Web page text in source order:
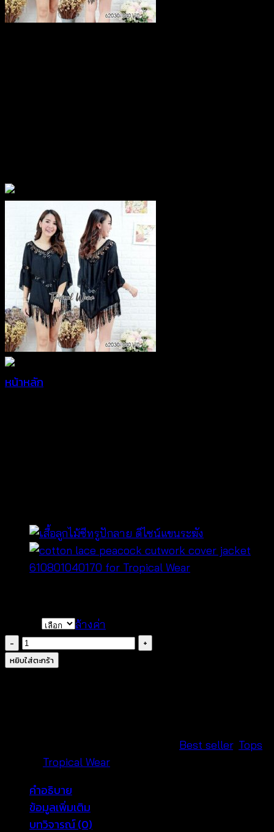
หน้าหลัก
ล้างค่า
จำนวน
เสื้อ
ไหม
พรม-620301040170
หยิบใส่ตะกร้า
Best seller, Tops
Tropical Wear
คำอธิบาย
ข้อมูลเพิ่มเติม
บทวิจารณ์ (0)